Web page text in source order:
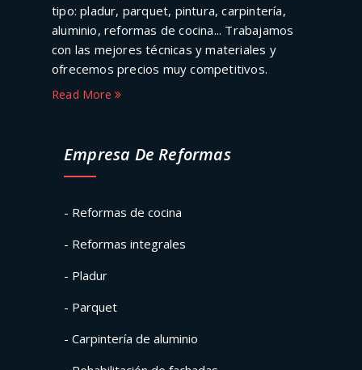
tipo: pladur, parquet, pintura, carpintería,
aluminio, reformas de cocina... Trabajamos
con las mejores técnicas y materiales y
ofrecemos precios muy competitivos.
Read More
Empresa De Reformas
- Reformas de cocina
- Reformas integrales
- Pladur
- Parquet
- Carpintería de aluminio